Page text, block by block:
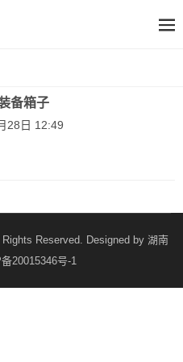
备箱子
28日 12:49
Reserved. Designed by 湖南
20015346号-1